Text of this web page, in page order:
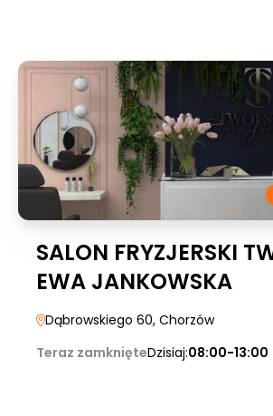
SALON FRYZJERSKI
EWA JANKOWSKA
Dąbrowskiego 60, Chorzów
Teraz zamknięteDzisiaj:08:00-13:00